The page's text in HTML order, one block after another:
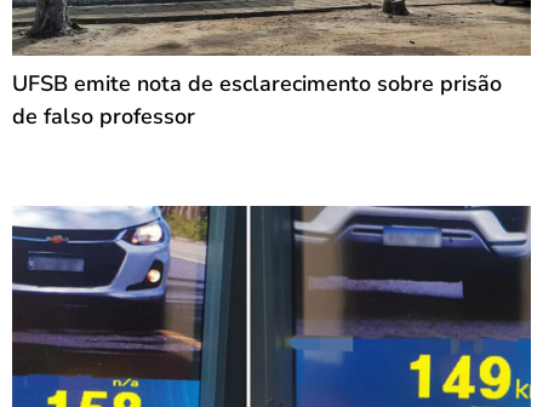
UFSB emite nota de esclarecimento sobre prisão
de falso professor